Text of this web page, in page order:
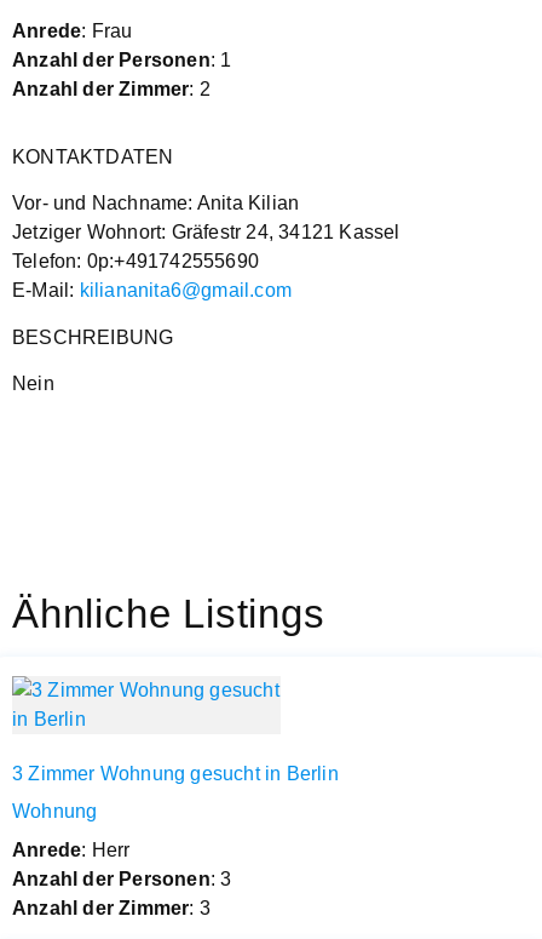
Anrede: Frau
Anzahl der Personen: 1
Anzahl der Zimmer: 2
KONTAKTDATEN
Vor- und Nachname: Anita Kilian
Jetziger Wohnort: Gräfestr 24, 34121 Kassel
Telefon: 0p:+491742555690
E-Mail: kiliananita6@gmail.com
BESCHREIBUNG
Nein
Ähnliche Listings
3 Zimmer Wohnung gesucht in Berlin
Wohnung
Anrede: Herr
Anzahl der Personen: 3
Anzahl der Zimmer: 3